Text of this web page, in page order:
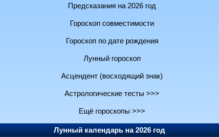
Предсказания на 2026 год
Гороскоп совместимости
Гороскоп по дате рождения
Лунный гороскоп
Асцендент (восходящий знак)
Астрологические тесты >>>
Ещё гороскопы >>>
Лунный календарь на 2026 год